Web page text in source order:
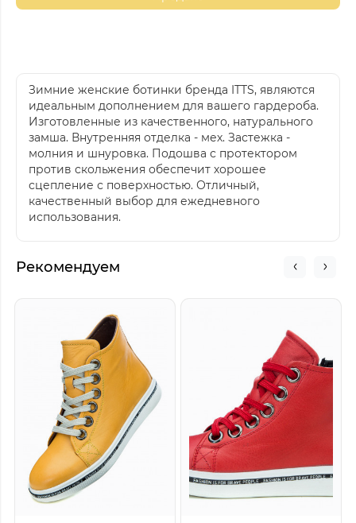
Зимние женские ботинки бренда ITTS, являются
идеальным дополнением для вашего гардероба.
Изготовленные из качественного, натурального
замша. Внутренняя отделка - мех. Застежка -
молния и шнуровка. Подошва с протектором
против скольжения обеспечит хорошее
сцепление с поверхностью. Отличный,
качественный выбор для ежедневного
использования.
Рекомендуем